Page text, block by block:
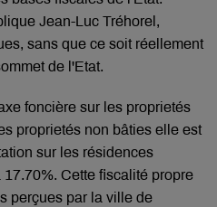
Jean-Luc Tréhorel,
sans que ce soit réellement
de l'Etat.
foncière sur les proprietés
proprietés non bâties elle est
sur les résidences
Cette fiscalité propre
perçues par la ville de